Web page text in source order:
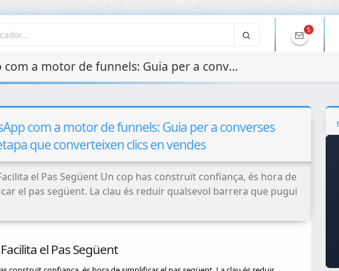
5
WhatsApp com a motor de funnels: Guia per a converses multietapa que converteixen clics en vendes
com a motor de funnels: Guia per a converses
que converteixen clics en vendes
el Pas Següent Un cop has construït confiança, és hora de
el pas següent. La clau és reduir qualsevol barrera que pugui
el Pas Següent
Auditories de
Processos (Scripts i